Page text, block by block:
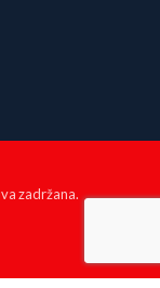
zadržana.